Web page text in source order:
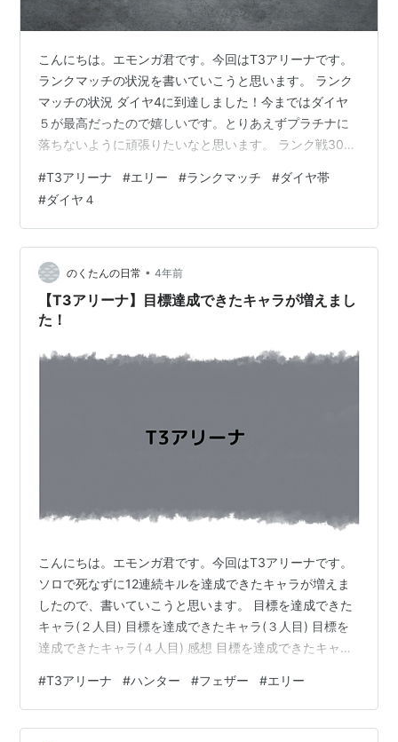
こんにちは。エモンガ君です。今回はT3アリーナです。
ランクマッチの状況を書いていこうと思います。 ランク
マッチの状況 ダイヤ4に到達しました！今まではダイヤ
５が最高だったので嬉しいです。とりあえずプラチナに
落ちないように頑張りたいなと思います。 ランク戦30勝
で載せます。この色合い個人的にはかなり好きです。 感
想 シーズン終了まで10日程しかないので、マスター帯に
届かないかなという感じです。ですが、頑張って行ける
ところまで行ければよいかなと思います。 今回はこんな
感じで終わります。ありがとうございました。それでは
～
#T3アリーナ #エリー #ランクマッチ #ダイヤ帯
#ダイヤ４
のくたんの日常 • 4年前
【T3アリーナ】目標達成できたキャラが増えまし
た！
こんにちは。エモンガ君です。今回はT3アリーナです。
ソロで死なずに12連続キルを達成できたキャラが増えま
したので、書いていこうと思います。 目標を達成できた
キャラ(２人目) 目標を達成できたキャラ(３人目) 目標を
達成できたキャラ(４人目) 感想 目標を達成できたキャラ
トの銃で、銃弾が細いので当てづらいのですが、当てた
時のダメージはかなり出るので上手く使える人は強いで
す。自分はハンターがあまり得意ではないのですが、頑
#T3アリーナ #ハンター #フェザー #エリー